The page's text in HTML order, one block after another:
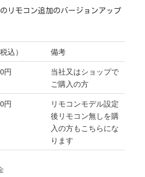
のリモコン追加のバージョンアップ
込）
備考
円
当社又はショップで
ご購入の方
円
リモコンモデル設定
後リモコン無しを購
入の方もこちらにな
ります